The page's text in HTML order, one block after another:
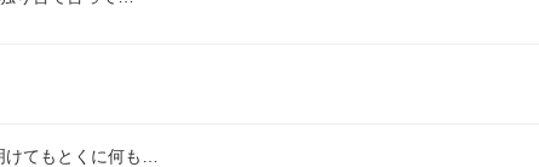
てもとくに何も…